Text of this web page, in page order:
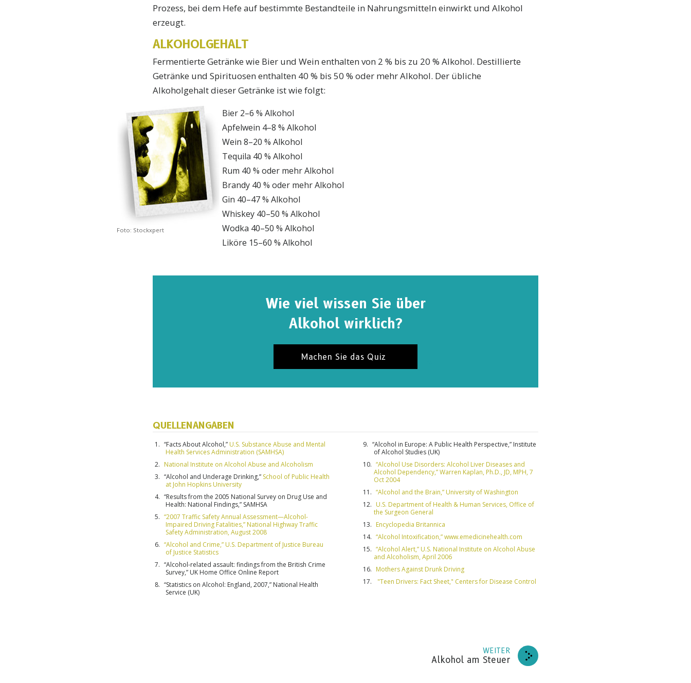
Prozess, bei dem Hefe auf bestimmte Bestandteile in Nahrungsmitteln einwirkt und Alkohol
erzeugt.
ALKOHOLGEHALT
Fermentierte Getränke wie Bier und Wein enthalten von 2 % bis zu 20 % Alkohol. Destillierte
Getränke und Spirituosen enthalten 40 % bis 50 % oder mehr Alkohol. Der übliche
Alkoholgehalt dieser Getränke ist wie folgt:
Foto: Stockxpert
Bier 2–6 % Alkohol
Apfelwein 4–8 % Alkohol
Wein 8–20 % Alkohol
Tequila 40 % Alkohol
Rum 40 % oder mehr Alkohol
Brandy 40 % oder mehr Alkohol
Gin 40–47 % Alkohol
Whiskey 40–50 % Alkohol
Wodka 40–50 % Alkohol
Liköre 15–60 % Alkohol
Wie viel wissen Sie über
Alkohol wirklich?
Machen Sie das Quiz
QUELLENANGABEN
“Facts About Alcohol,” U.S. Substance Abuse and Mental
Health Services Administration (SAMHSA)
National Institute on Alcohol Abuse and Alcoholism
“Alcohol and Underage Drinking,” School of Public Health
at John Hopkins University
“Results from the 2005 National Survey on Drug Use and
Health: National Findings,” SAMHSA
“2007 Traffic Safety Annual Assessment—Alcohol-
Impaired Driving Fatalities,” National Highway Traffic
Safety Administration, August 2008
“Alcohol and Crime,” U.S. Department of Justice Bureau
of Justice Statistics
“Alcohol-related assault: findings from the British Crime
Survey,” UK Home Office Online Report
“Statistics on Alcohol: England, 2007,” National Health
Service (UK)
“Alcohol in Europe: A Public Health Perspective,” Institute
of Alcohol Studies (UK)
“Alcohol Use Disorders: Alcohol Liver Diseases and
Alcohol Dependency,” Warren Kaplan, Ph.D., JD, MPH, 7
Oct 2004
“Alcohol and the Brain,” University of Washington
U.S. Department of Health & Human Services, Office of
the Surgeon General
Encyclopedia Britannica
“Alcohol Intoxification,” www.emedicinehealth.com
“Alcohol Alert,” U.S. National Institute on Alcohol Abuse
and Alcoholism, April 2006
Mothers Against Drunk Driving
"Teen Drivers: Fact Sheet," Centers for Disease Control
WEITER
Alkohol am Steuer
Abonnieren Sie
jüngsten Neuigkeiten und Updates in Ihren Posteingang.
ABONNIEREN
NEIN, DANKE